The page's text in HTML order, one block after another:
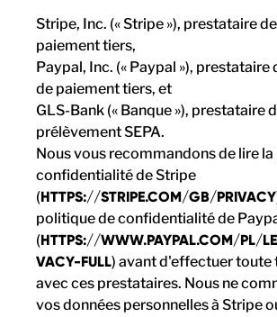
Stripe, Inc. (« Stripe »), prestataire
paiement tiers,
Paypal, Inc. (« Paypal »), prestataire
de paiement tiers, et
GLS-Bank (« Banque »), prestataire
prélèvement SEPA.
Nous vous recommandons de lire
confidentialité de Stripe
(HTTPS://STRIPE.COM/GB/PRIVACY
politique de confidentialité de
(HTTPS://WWW.PAYPAL.COM/PL/
VACY-FULL) avant d'effectuer toute
avec ces prestataires. Nous ne
vos données personnelles à Stripe